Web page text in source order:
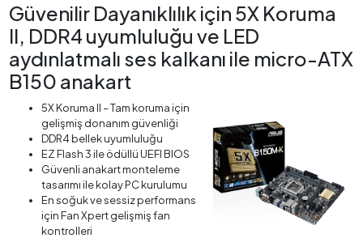
Güvenilir Dayanıklılık için 5X Koruma
II, DDR4 uyumluluğu ve LED
aydınlatmalı ses kalkanı ile micro-ATX
B150 anakart
5X Koruma II – Tam koruma için
gelişmiş donanım güvenliği
DDR4 bellek uyumluluğu
EZ Flash 3 ile ödüllü UEFI BIOS
Güvenli anakart monteleme
tasarımı ile kolay PC kurulumu
En soğuk ve sessiz performans
için Fan Xpert gelişmiş fan
kontrolleri